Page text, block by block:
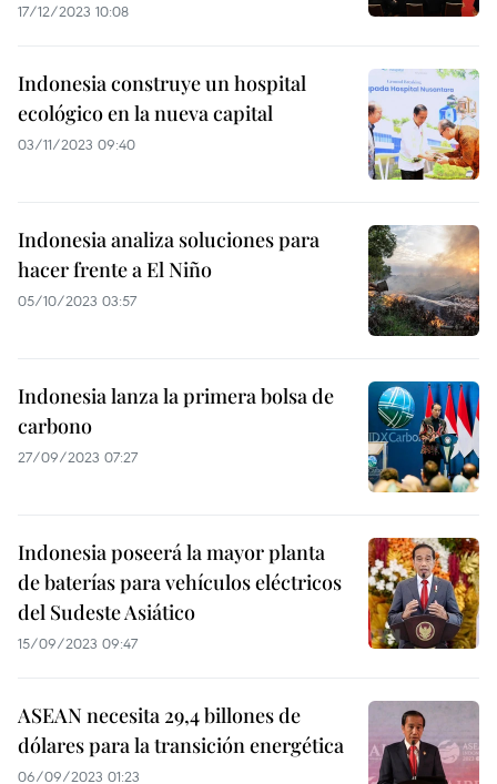
17/12/2023 10:08
Indonesia construye un hospital
ecológico en la nueva capital
03/11/2023 09:40
Indonesia analiza soluciones para
hacer frente a El Niño
05/10/2023 03:57
Indonesia lanza la primera bolsa de
carbono
27/09/2023 07:27
Indonesia poseerá la mayor planta
de baterías para vehículos eléctricos
del Sudeste Asiático
15/09/2023 09:47
ASEAN necesita 29,4 billones de
dólares para la transición energética
06/09/2023 01:23